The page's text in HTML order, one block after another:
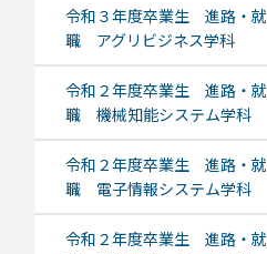
令和３年度卒業生 進路・就
職 アグリビジネス学科
令和２年度卒業生 進路・就
職 機械知能システム学科
令和２年度卒業生 進路・就
職 電子情報システム学科
令和２年度卒業生 進路・就